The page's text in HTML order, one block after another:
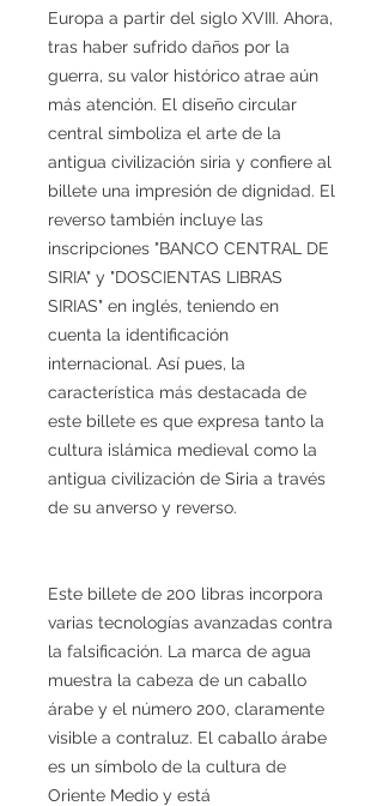
Europa a partir del siglo XVIII. Ahora,
tras haber sufrido daños por la
guerra, su valor histórico atrae aún
más atención. El diseño circular
central simboliza el arte de la
antigua civilización siria y confiere al
billete una impresión de dignidad. El
reverso también incluye las
inscripciones "BANCO CENTRAL DE
SIRIA" y "DOSCIENTAS LIBRAS
SIRIAS" en inglés, teniendo en
cuenta la identificación
internacional. Así pues, la
característica más destacada de
este billete es que expresa tanto la
cultura islámica medieval como la
antigua civilización de Siria a través
de su anverso y reverso.
Este billete de 200 libras incorpora
varias tecnologías avanzadas contra
la falsificación. La marca de agua
muestra la cabeza de un caballo
árabe y el número 200, claramente
visible a contraluz. El caballo árabe
es un símbolo de la cultura de
Oriente Medio y está